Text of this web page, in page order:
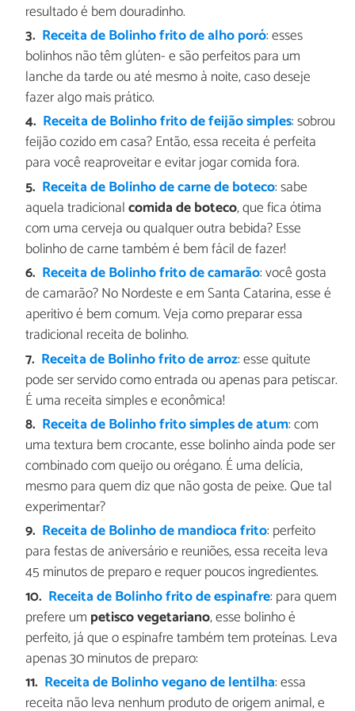
resultado é bem douradinho.
Receita de Bolinho frito de alho poró: esses
bolinhos não têm glúten- e são perfeitos para um
lanche da tarde ou até mesmo à noite, caso deseje
fazer algo mais prático.
Receita de Bolinho frito de feijão simples: sobrou
feijão cozido em casa? Então, essa receita é perfeita
para você reaproveitar e evitar jogar comida fora.
Receita de Bolinho de carne de boteco: sabe
aquela tradicionalcomida de boteco, que fica ótima
com uma cerveja ou qualquer outra bebida? Esse
bolinho de carne também é bem fácil de fazer!
Receita de Bolinho frito de camarão: você gosta
de camarão? No Nordeste e em Santa Catarina, esse é
aperitivo é bem comum. Veja como preparar essa
tradicional receita de bolinho.
Receita de Bolinho frito de arroz: esse quitute
pode ser servido como entrada ou apenas para petiscar.
É uma receita simples e econômica!
Receita de Bolinho frito simples de atum: com
uma textura bem crocante, esse bolinho ainda pode ser
combinado com queijo ou orégano. É uma delícia,
mesmo para quem diz que não gosta de peixe. Que tal
experimentar?
Receita de Bolinho de mandioca frito: perfeito
para festas de aniversário e reuniões, essa receita leva
45 minutos de preparo e requer poucos ingredientes.
Receita de Bolinho frito de espinafre: para quem
prefere um petisco vegetariano, esse bolinho é
perfeito, já que o espinafre também tem proteínas. Leva
apenas 30 minutos de preparo:
Receita de Bolinho vegano de lentilha: essa
receita não leva nenhum produto de origem animal, e